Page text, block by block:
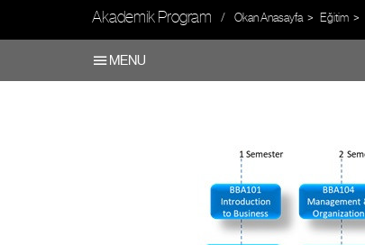
Akademik Program Okan Anasayfa Eğitim
MENU